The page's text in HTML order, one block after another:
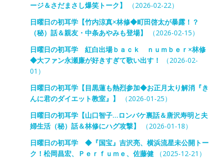
ージ＆さだまさし爆笑トーク】
（2026-02-22）
日曜日の初耳学【竹内涼真×林修◆町田啓太が暴露！？
（秘）話＆親友・中条あやみも登場】
（2026-02-15）
日曜日の初耳学 紅白出場ｂａｃｋ ｎｕｍｂｅｒ×林修
◆大ファン永瀬廉が好きすぎて歌い出す！
（2026-02-
01）
日曜日の初耳学【目黒蓮も熱烈参加◆お正月太り解消『き
んに君のダイエット教室』】
（2026-01-25）
日曜日の初耳学【山口智子…ロンバケ裏話＆唐沢寿明と夫
婦生活（秘）話＆林修にハグ攻撃】
（2026-01-18）
日曜日の初耳学 ◆『国宝』吉沢亮、横浜流星未公開トー
ク！松岡昌宏、Ｐｅｒｆｕｍｅ、佐藤健（2025-12-21）